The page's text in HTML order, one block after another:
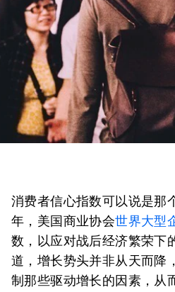
消费者信心指数可以说是那
年，美国商业协会世界大型
数，以应对战后经济繁荣下
道，增长势头并非从天而降
制那些驱动增长的因素，从